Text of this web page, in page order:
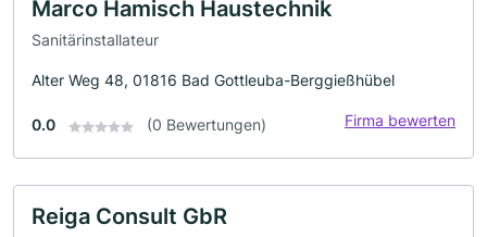
Marco Hamisch Haustechnik
Sanitärinstallateur
Alter Weg 48, 01816 Bad Gottleuba-Berggießhübel
0.0 (0 Bewertungen) Firma bewerten
Reiga Consult GbR